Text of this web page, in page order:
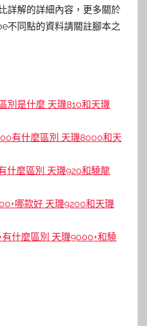
詳解的詳細內容，更多關於
不同點的資料請關註腳本之
別是什麼 天璣810和天璣
有什麼區別 天璣8000和天
什麼區別 天璣920和驍龍
哪款好 天璣9200和天璣
什麼區別 天璣9000+和驍